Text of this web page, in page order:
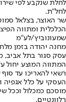
לחלת שנקבע לפי
לחל״ת.
שר האוצר, בצלאל
הכלכלית ומתווה
שמעונוביץ/לע"מ
מחנה יהודה בזמן
עסק סגור בתל אביב,
העסקי על כלל אגפיה
מוסכם כמכלול וככל
רלוונטיים.